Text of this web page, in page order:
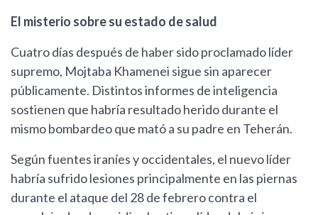
El misterio sobre su estado de salud
Cuatro días después de haber sido proclamado líder
supremo, Mojtaba Khamenei sigue sin aparecer
públicamente. Distintos informes de inteligencia
sostienen que habría resultado herido durante el
mismo bombardeo que mató a su padre en Teherán.
Según fuentes iraníes y occidentales, el nuevo líder
habría sufrido lesiones principalmente en las piernas
durante el ataque del 28 de febrero contra el